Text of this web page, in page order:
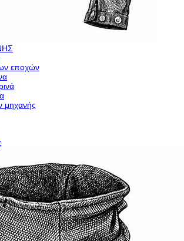
εποχών
μηχανής